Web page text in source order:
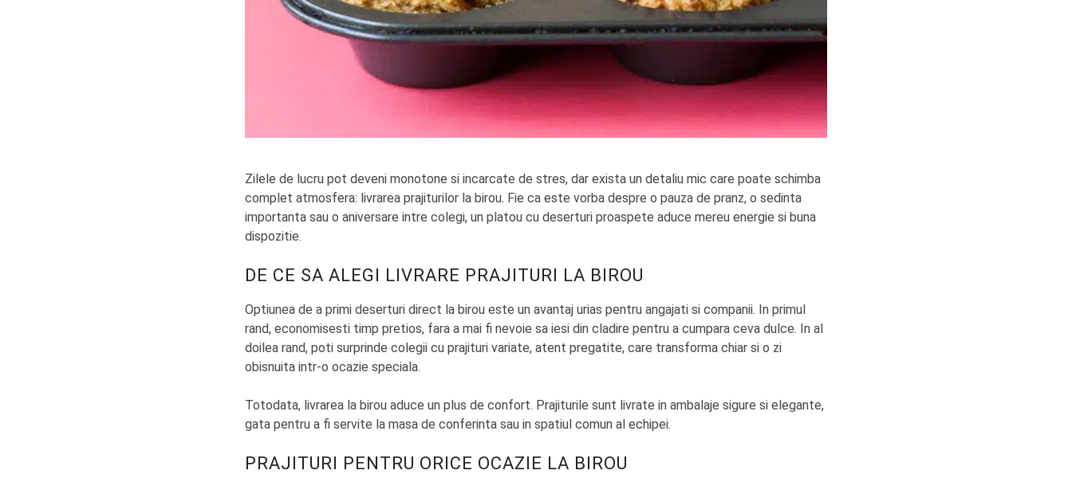
Zilele de lucru pot deveni monotone si incarcate de stres, dar exista un detaliu mic care poate schimba
complet atmosfera: livrarea prajiturilor la birou. Fie ca este vorba despre o pauza de pranz, o sedinta
importanta sau o aniversare intre colegi, un platou cu deserturi proaspete aduce mereu energie si buna
dispozitie.
DE CE SA ALEGI LIVRARE PRAJITURI LA BIROU
Optiunea de a primi deserturi direct la birou este un avantaj urias pentru angajati si companii. In primul
rand, economisesti timp pretios, fara a mai fi nevoie sa iesi din cladire pentru a cumpara ceva dulce. In al
doilea rand, poti surprinde colegii cu prajituri variate, atent pregatite, care transforma chiar si o zi
obisnuita intr-o ocazie speciala.
Totodata, livrarea la birou aduce un plus de confort. Prajiturile sunt livrate in ambalaje sigure si elegante,
gata pentru a fi servite la masa de conferinta sau in spatiul comun al echipei.
PRAJITURI PENTRU ORICE OCAZIE LA BIROU